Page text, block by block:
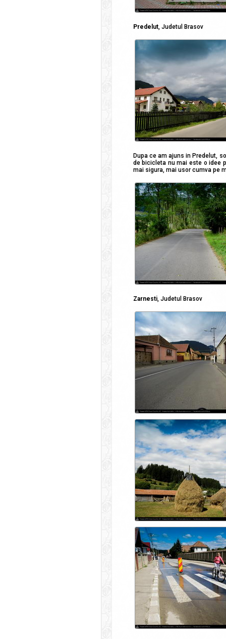
Predelut, Judetul Brasov
Dupa ce am ajuns in Predelut,
de bicicleta nu mai este o idee
mai sigura, mai usor cumva pe
Zarnesti, Judetul Brasov